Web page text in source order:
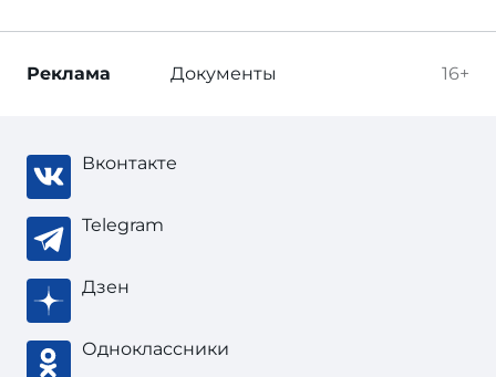
16+
Реклама Документы
Вконтакте
Telegram
Дзен
Одноклассники